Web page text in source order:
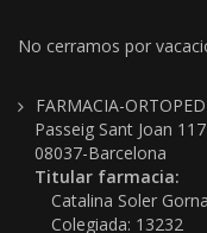
No cerramos por
FARMACIA-
Passeig Sant Joan 117
08037-Barcelona
Titular farmacia:
Catalina Soler
Colegiada: 13232